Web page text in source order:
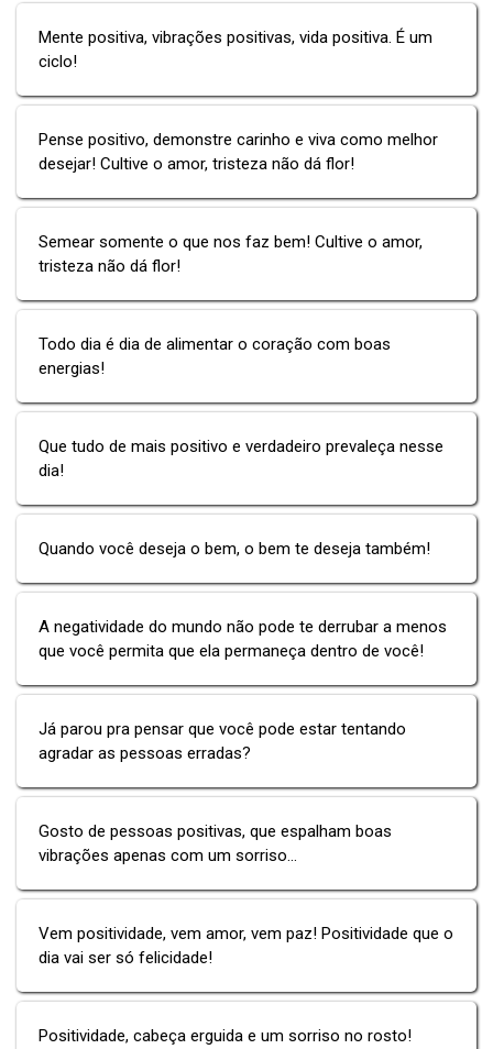
Mente positiva, vibrações positivas, vida positiva. É um
ciclo!
Pense positivo, demonstre carinho e viva como melhor
desejar! Cultive o amor, tristeza não dá flor!
Semear somente o que nos faz bem! Cultive o amor,
tristeza não dá flor!
Todo dia é dia de alimentar o coração com boas
energias!
Que tudo de mais positivo e verdadeiro prevaleça nesse
dia!
Quando você deseja o bem, o bem te deseja também!
A negatividade do mundo não pode te derrubar a menos
que você permita que ela permaneça dentro de você!
Já parou pra pensar que você pode estar tentando
agradar as pessoas erradas?
Gosto de pessoas positivas, que espalham boas
vibrações apenas com um sorriso...
Vem positividade, vem amor, vem paz! Positividade que o
dia vai ser só felicidade!
Positividade, cabeça erguida e um sorriso no rosto!